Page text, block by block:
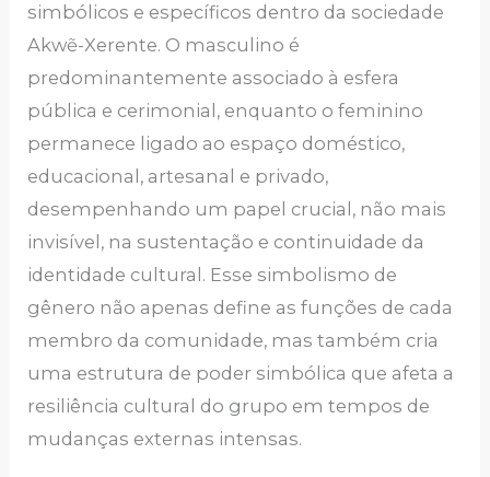
simbólicos e específicos dentro da sociedade
Akwẽ-Xerente. O masculino é
predominantemente associado à esfera
pública e cerimonial, enquanto o feminino
permanece ligado ao espaço doméstico,
educacional, artesanal e privado,
desempenhando um papel crucial, não mais
invisível, na sustentação e continuidade da
identidade cultural. Esse simbolismo de
gênero não apenas define as funções de cada
membro da comunidade, mas também cria
uma estrutura de poder simbólica que afeta a
resiliência cultural do grupo em tempos de
mudanças externas intensas.